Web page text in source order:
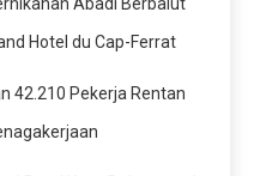
Abadi Berbalut
Hotel du Cap-Ferrat
42.210 Pekerja Rentan